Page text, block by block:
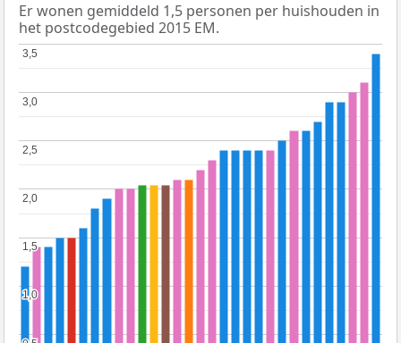
Er wonen gemiddeld 1,5 personen per huishouden in
het postcodegebied 2015 EM.
1,0
1,0
1,5
1,5
2,0
2,0
2,5
2,5
3,0
3,0
3,5
3,5